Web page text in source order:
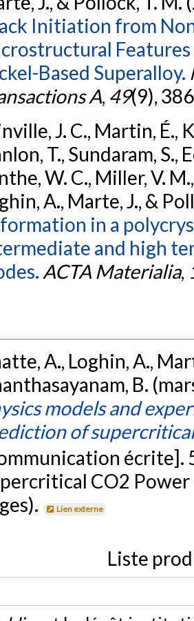
Initiation from
Based Superalloy.
A, 49(9),
J. C., Martin, É.,
T., Sundaram, S.,
W. C., Miller, V.
A., Marte, J., &
in a
and high
ACTA Materialia,
A., Loghin, A.,
B.
models and
of
écrite].
CO2 Power
Lien externe
Liste